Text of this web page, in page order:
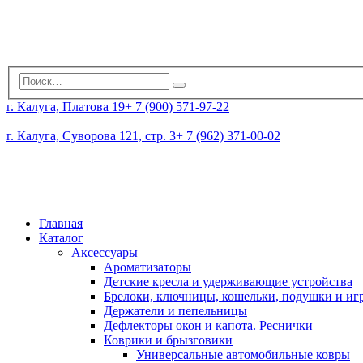
г. Калуга, Платова 19+ 7 (900) 571-97-22
г. Калуга, Суворова 121, стр. 3+ 7 (962) 371-00-02
Главная
Каталог
Аксессуары
Ароматизаторы
Детские кресла и удерживающие устройства
Брелоки, ключницы, кошельки, подушки и
Держатели и пепельницы
Дефлекторы окон и капота. Реснички
Коврики и брызговики
Универсальные автомобильные ковры